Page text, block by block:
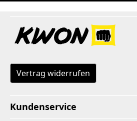
Vertrag widerrufen
Kundenservice